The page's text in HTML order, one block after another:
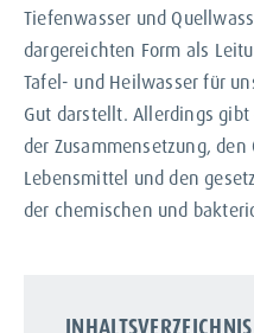
Tiefenwasser und
dargereichten Form als
Tafel- und Heilwasser für
Gut darstellt. Allerdings
der Zusammensetzung,
Lebensmittel und den
der chemischen und